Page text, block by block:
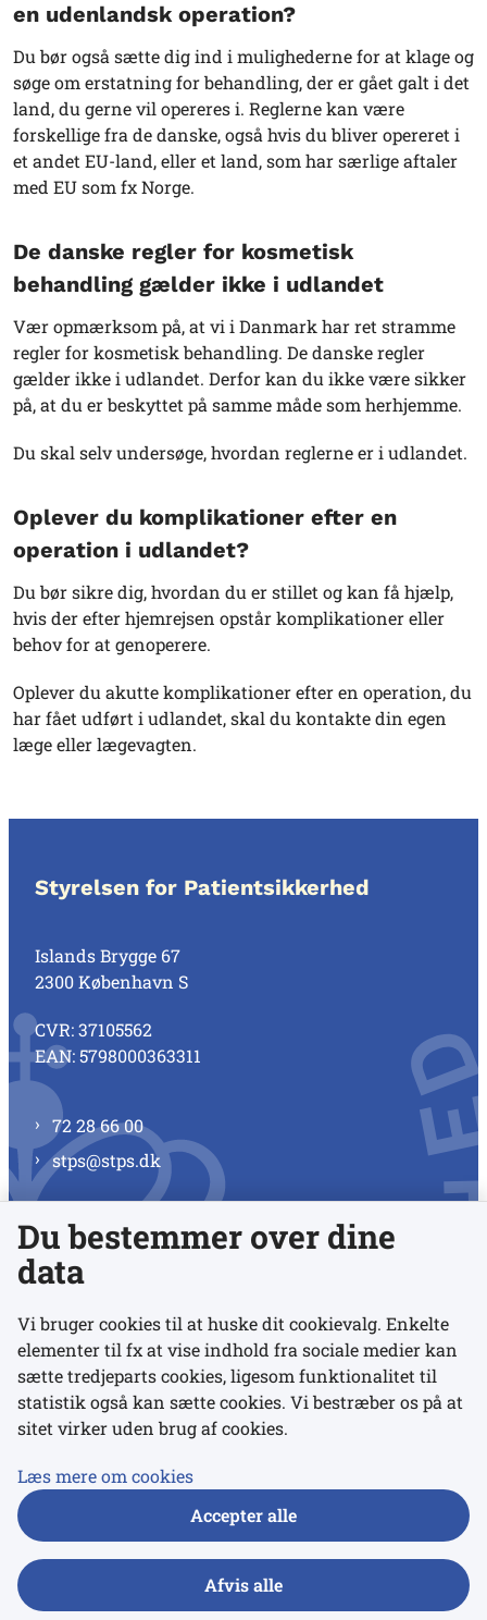
en udenlandsk operation?
Du bør også sætte dig ind i mulighederne for at klage og
søge om erstatning for behandling, der er gået galt i det
land, du gerne vil opereres i. Reglerne kan være
forskellige fra de danske, også hvis du bliver opereret i
et andet EU-land, eller et land, som har særlige aftaler
med EU som fx Norge.
De danske regler for kosmetisk
behandling gælder ikke i udlandet
Vær opmærksom på, at vi i Danmark har ret stramme
regler for kosmetisk behandling. De danske regler
gælder ikke i udlandet. Derfor kan du ikke være sikker
på, at du er beskyttet på samme måde som herhjemme.
Du skal selv undersøge, hvordan reglerne er i udlandet.
Oplever du komplikationer efter en
operation i udlandet?
Du bør sikre dig, hvordan du er stillet og kan få hjælp,
hvis der efter hjemrejsen opstår komplikationer eller
behov for at genoperere.
Oplever du akutte komplikationer efter en operation, du
har fået udført i udlandet, skal du kontakte din egen
læge eller lægevagten.
Styrelsen for Patientsikkerhed
Islands Brygge 67
2300 København S
CVR: 37105562
EAN: 5798000363311
72 28 66 00
stps@stps.dk
Se alle kontaktnumre
Links
Udgivelser
Tilgængelighedserklæring
Du bestemmer over dine
data
Vi bruger cookies til at huske dit cookievalg. Enkelte
elementer til fx at vise indhold fra sociale medier kan
sætte tredjeparts cookies, ligesom funktionalitet til
statistik også kan sætte cookies. Vi bestræber os på at
sitet virker uden brug af cookies.
Læs mere om cookies
Accepter alle
Afvis alle